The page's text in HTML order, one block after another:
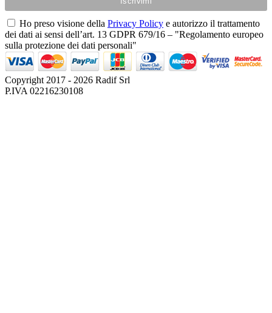
Ho preso visione della Privacy Policy e autorizzo il trattamento
dei dati ai sensi dell’art. 13 GDPR 679/16 – "Regolamento europeo
sulla protezione dei dati personali"
Copyright 2017 - 2026 Radif Srl
P.IVA 02216230108